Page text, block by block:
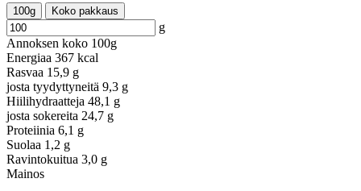
100g Koko pakkaus
g
Annoksen koko 100g
Energiaa 367 kcal
Rasvaa 15,9 g
josta tyydyttyneitä 9,3 g
Hiilihydraatteja 48,1 g
josta sokereita 24,7 g
Proteiinia 6,1 g
Suolaa 1,2 g
Ravintokuitua 3,0 g
Mainos